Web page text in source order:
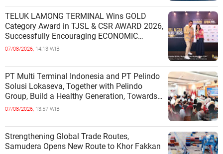
TELUK LAMONG TERMINAL Wins GOLD
Category Award in TJSL & CSR AWARD 2026,
Successfully Encouraging ECONOMIC
INDEPENDENCE OF COASTAL
07/08/2026, 14:13 WIB
PT Multi Terminal Indonesia and PT Pelindo
Solusi Lokaseva, Together with Pelindo
Group, Build a Healthy Generation, Towards
a Golden Indonesia
07/08/2026, 13:57 WIB
Strengthening Global Trade Routes,
Samudera Opens New Route to Khor Fakkan